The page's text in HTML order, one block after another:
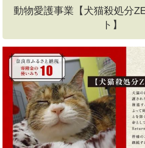
動物愛護事業【犬猫殺処分
ト】